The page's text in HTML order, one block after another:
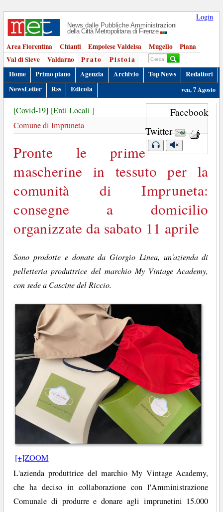
Login
News dalle Pubbliche Amministrazioni
della Città Metropolitana di Firenze
Area Fiorentina Chianti Empolese Valdelsa Mugello
Piana
Val di Sieve
Valdarno Prato
Pistoia
Home
Primo piano Agenzia Archivio Top News
Redattori
NewsLetter
Rss Edicola ven, 7 Agosto
Facebook
Twitter
[Covid-19] [Enti Locali ]
Comune di Impruneta
Pronte le prime
mascherine in tessuto per la
comunità di Impruneta:
consegne a domicilio
organizzate da sabato 11 aprile
Sono prodotte e donate da Giorgio Linea, un'azienda di
pelletteria produttrice del marchio My Vintage Academy,
con sede a Cascine del Riccio.
[+]ZOOM
L'azienda produttrice del marchio My Vintage Academy,
che ha deciso in collaborazione con l'Amministrazione
Comunale di produrre e donare agli imprunetini 15.000